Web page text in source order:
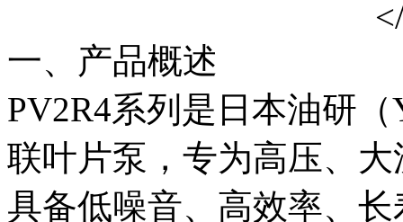
一、产品概述
PV2R4系列是日本油研
联叶片泵，专为高压、
具备低噪音、高效率、